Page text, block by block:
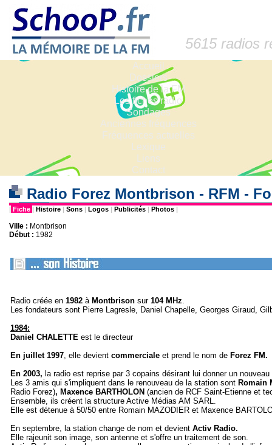
5615 radios
Accueil
Dossiers
Histoire de la FM
Les fiches radio
Sondages
Anciennes fréquences
Fréquences actuelles
Lexique
Liens
Contact
Radio Forez Montbrison - RFM -
| Fiche | Histoire | Sons | Logos | Publicités | Photos |
Ville : Montbrison
Début : 1982
Radio créée en 1982 à Montbrison sur 104 MHz.
Les fondateurs sont Pierre Lagresle, Daniel Chapelle, Georges Giraud,
1984:
Daniel CHALETTE est le directeur
En juillet 1997, elle devient commerciale et prend le nom de Forez FM.
En 2003, la radio est reprise par 3 copains désirant lui donner un
Les 3 amis qui s'impliquent dans le renouveau de la station sont Romain
Radio Forez), Maxence BARTHOLON (ancien de RCF Saint-Etienne et
Ensemble, ils créent la structure Active Médias AM SARL.
Elle est détenue à 50/50 entre Romain MAZODIER et Maxence
En septembre, la station change de nom et devient Activ Radio.
Elle rajeunit son image, son antenne et s'offre un traitement de son.